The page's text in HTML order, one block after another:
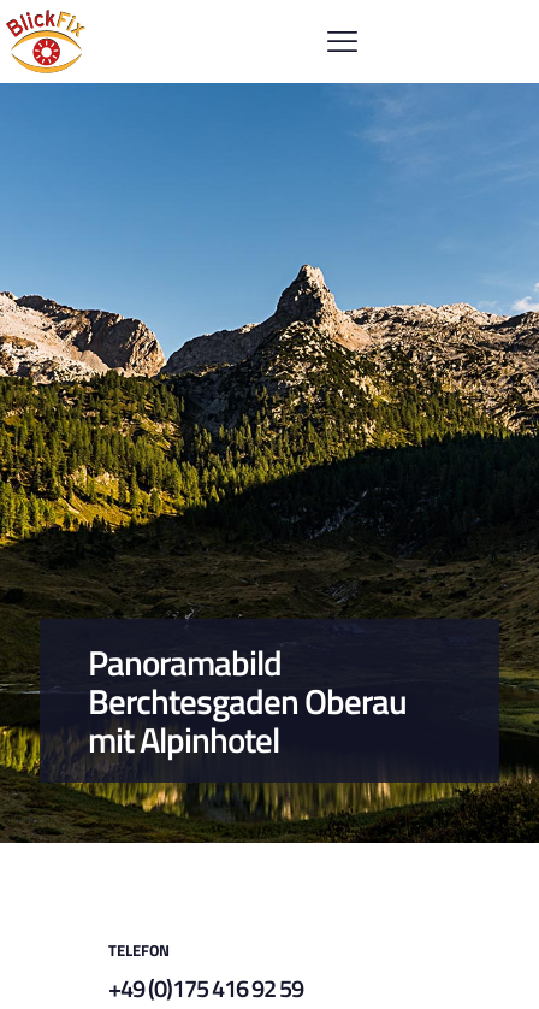
Panoramabild
Berchtesgaden Oberau
mit Alpinhotel
TELEFON
+49 (0)175 416 92 59